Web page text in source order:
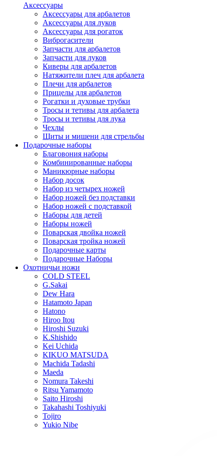
Аксессуары
Аксессуары для арбалетов
Аксессуары для луков
Аксессуары для рогаток
Виброгасители
Запчасти для арбалетов
Запчасти для луков
Киверы для арбалетов
Натяжители плеч для арбалета
Плечи для арбалетов
Прицелы для арбалетов
Рогатки и духовые трубки
Тросы и тетивы для арбалета
Тросы и тетивы для лука
Чехлы
Щиты и мишени для стрельбы
Подарочные наборы
Благовония наборы
Комбинированные наборы
Маникюрные наборы
Набор досок
Набор из четырех ножей
Набор ножей без подставки
Набор ножей с подставкой
Наборы для детей
Наборы ножей
Поварская двойка ножей
Поварская тройка ножей
Подарочные карты
Подарочные Наборы
Охотничьи ножи
COLD STEEL
G.Sakai
Dew Hara
Hatamoto Japan
Hatono
Hiroo Itou
Hiroshi Suzuki
K.Shishido
Kei Uchida
KIKUO MATSUDA
Machida Tadashi
Maeda
Nomura Takeshi
Ritsu Yamamoto
Saito Hiroshi
Takahashi Toshiyuki
Tojiro
Yukio Nibe